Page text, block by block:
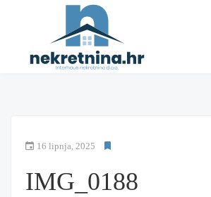
16 lipnja, 2025
IMG_0188